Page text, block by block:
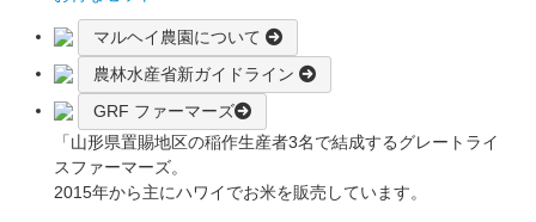
マルヘイ農園について
農林水産省新ガイドライン
GRF ファーマーズ
「山形県置賜地区の稲作生産者3名で結成するグレートライ
スファーマーズ。
2015年から主にハワイでお米を販売しています。